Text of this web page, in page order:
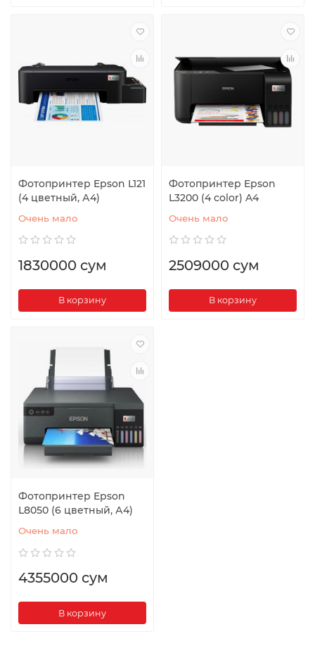
Фотопринтер Epson L121
(4 цветный, А4)
Очень мало
1830000 сум
В корзину
Фотопринтер Epson
L3200 (4 color) A4
Очень мало
2509000 сум
В корзину
Фотопринтер Epson
L8050 (6 цветный, А4)
Очень мало
4355000 сум
В корзину